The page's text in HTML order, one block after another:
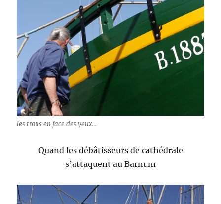
les trous en face des yeux…
Quand les débâtisseurs de cathédrale
s’attaquent au Barnum